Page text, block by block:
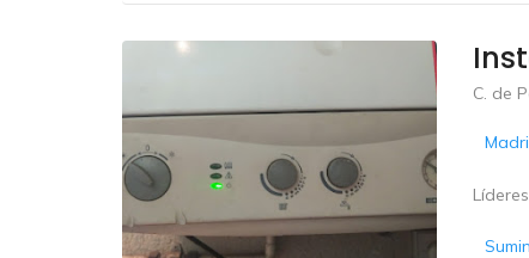
C. de